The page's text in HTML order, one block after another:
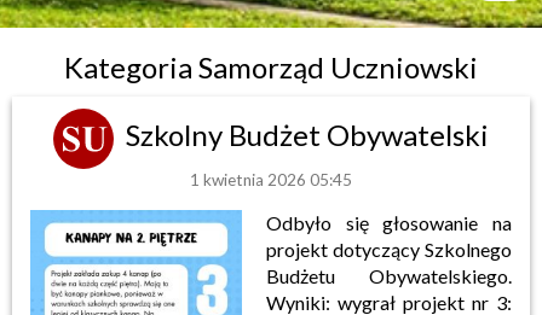
Kategoria Samorząd Uczniowski
Szkolny Budżet Obywatelski
1 kwietnia 2026 05:45
Odbyło się głosowanie na
projekt dotyczący Szkolnego
Budżetu Obywatelskiego.
Wyniki: wygrał projekt nr 3: